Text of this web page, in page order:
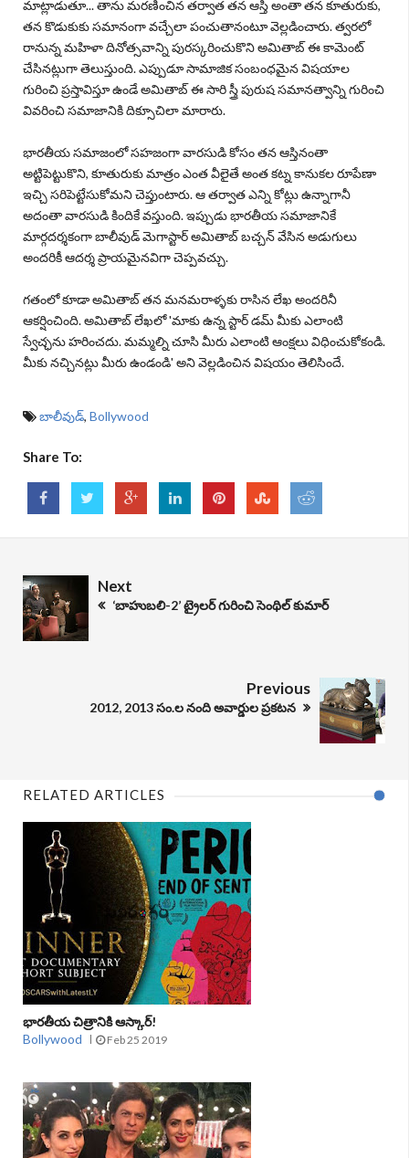
మాట్లాడుతూ... తాను మరణించిన తర్వాత తన ఆస్తి అంతా తన కూతురుకు,
తన కొడుకుకు సమానంగా వచ్చేలా పంచుతానంటూ వెల్లడించారు. త్వరలో
రానున్న మహిళా దినోత్సవాన్ని పురస్కరించుకొని అమితాబ్ ఈ కామెంట్
చేసినట్లుగా తెలుస్తుంది. ఎప్పుడూ సామాజిక సంబంధమైన విషయాల
గురించి ప్రస్తావిస్తూ ఉండే అమితాబ్ ఈ సారి స్త్రీ పురుష సమానత్వాన్ని గురించి
వివరించి సమాజానికి దిక్సూచిలా మారారు.
భారతీయ సమాజంలో సహజంగా వారసుడి కోసం తన ఆస్తినంతా
అట్టిపెట్టుకొని, కూతురుకు మాత్రం ఎంత వీలైతే అంత కట్న కానుకల రూపేణా
ఇచ్చి సరిపెట్టేసుకోమని చెప్తుంటారు. ఆ తర్వాత ఎన్ని కోట్లు ఉన్నాగానీ
అదంతా వారసుడి కిందికే వస్తుంది. ఇప్పుడు భారతీయ సమాజానికే
మార్గదర్శకంగా బాలీవుడ్ మెగాస్టార్ అమితాబ్ బచ్చన్ వేసిన అడుగులు
అందరికీ ఆదర్శ ప్రాయమైనవిగా చెప్పవచ్చు.
గతంలో కూడా అమితాబ్ తన మనమరాళ్ళకు రాసిన లేఖ అందరినీ
ఆకర్షించింది. అమితాబ్ లేఖలో 'మాకు ఉన్న స్టార్ డమ్ మీకు ఎలాంటి
స్వేచ్ఛను హరించదు. మమ్మల్ని చూసి మీరు ఎలాంటి ఆంక్షలు విధించుకోకండి.
మీకు నచ్చినట్లు మీరు ఉండండి' అని వెల్లడించిన విషయం తెలిసిందే.
బాలీవుడ్, Bollywood
Share To:
Next
‘బాహుబలి-2’ ట్రైలర్ గురించి సెంథిల్ కుమార్
Previous
2012, 2013 సం.ల నంది అవార్డుల ప్రకటన
RELATED ARTICLES
భారతీయ చిత్రానికి ఆస్కార్‌!
Bollywood
Feb 25 2019